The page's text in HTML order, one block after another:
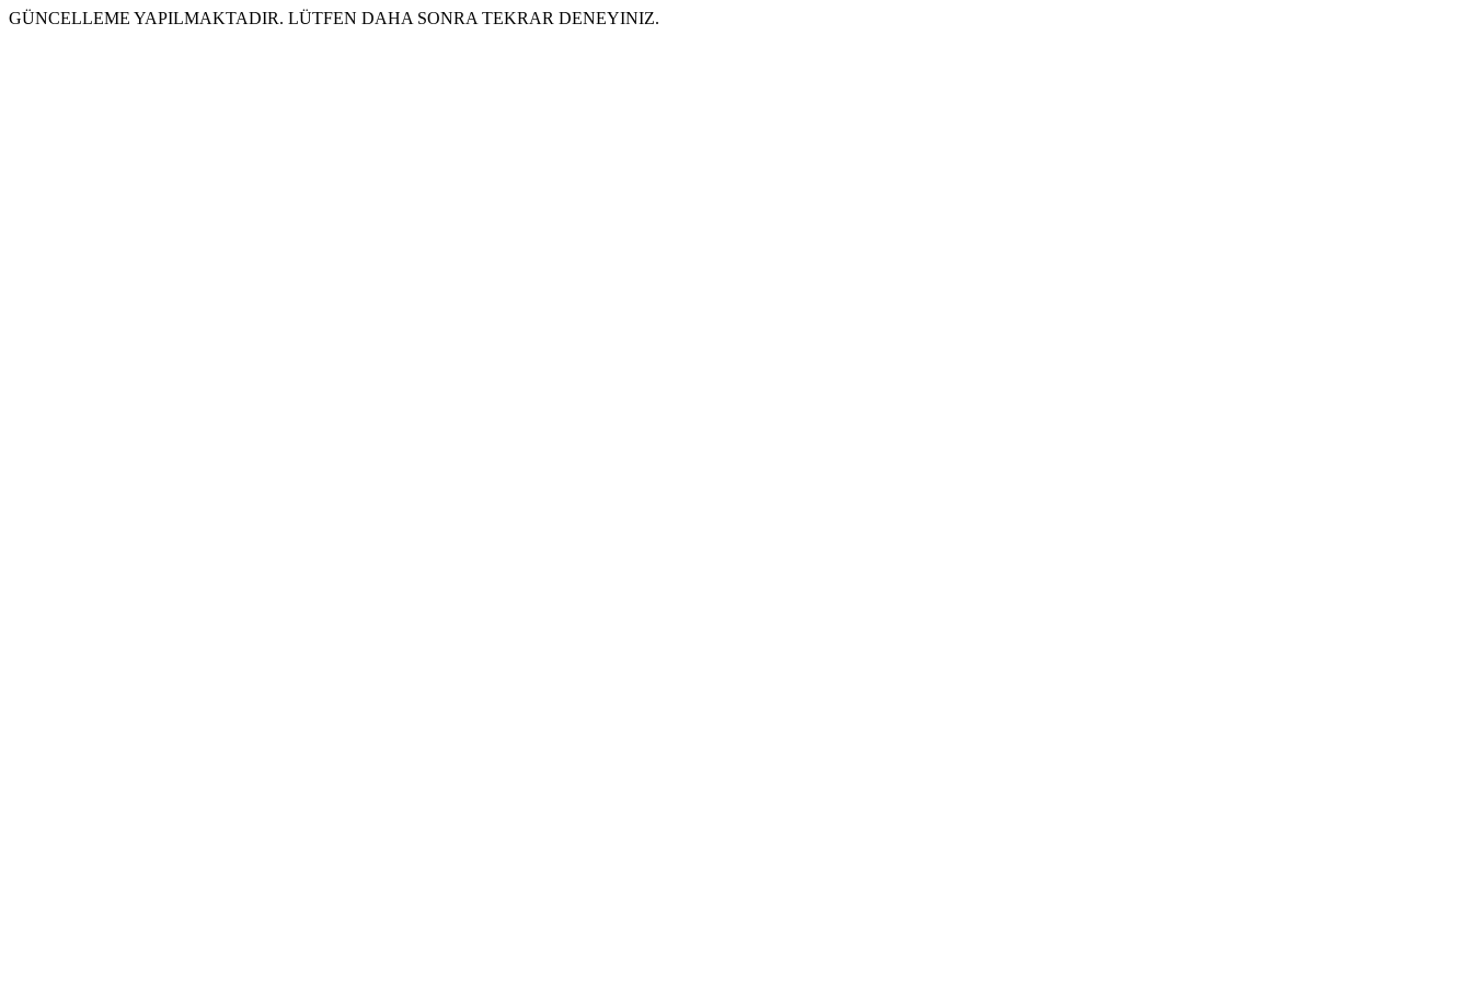
GÜNCELLEME YAPILMAKTADIR. LÜTFEN DAHA SONRA TEKRAR DENEYINIZ.